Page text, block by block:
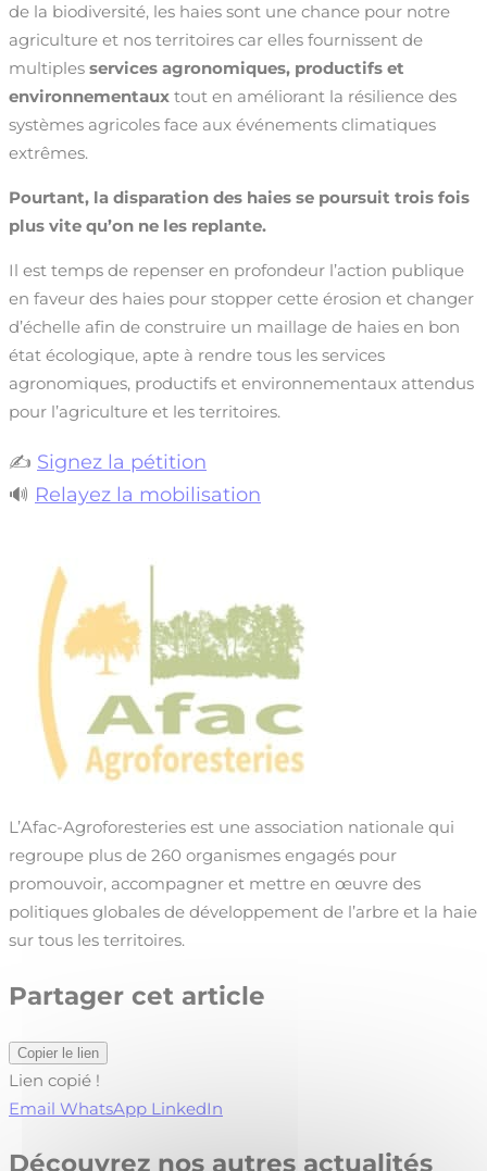
de la biodiversité, les haies sont une chance pour notre
agriculture et nos territoires car elles fournissent de
multiples services agronomiques, productifs et
environnementaux tout en améliorant la résilience des
systèmes agricoles face aux événements climatiques
extrêmes.
Pourtant, la disparation des haies se poursuit trois fois
plus vite qu’on ne les replante.
Il est temps de repenser en profondeur l’action publique
en faveur des haies pour stopper cette érosion et changer
d’échelle afin de construire un maillage de haies en bon
état écologique, apte à rendre tous les services
agronomiques, productifs et environnementaux attendus
pour l’agriculture et les territoires.
✍ Signez la pétition
🔊 Relayez la mobilisation
L’Afac-Agroforesteries est une association nationale qui
regroupe plus de 260 organismes engagés pour
promouvoir, accompagner et mettre en œuvre des
politiques globales de développement de l’arbre et la haie
sur tous les territoires.
Partager cet article
Copier le lien
Lien copié !
Email WhatsApp LinkedIn
Découvrez nos autres actualités